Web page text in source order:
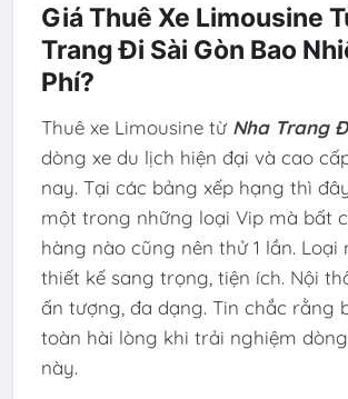
Giá Thuê Xe Limousine
Trang Đi Sài Gòn Bao
Phí?
Thuê xe Limousine từ Nha Trang
dòng xe du lịch hiện đại và cao
nay. Tại các bảng xếp hạng thì
một trong những loại Vip mà bất
hàng nào cũng nên thử 1 lần. Loại
thiết kế sang trọng, tiện ích. Nội
ấn tượng, đa dạng. Tin chắc rằng
toàn hài lòng khi trải nghiệm
này.